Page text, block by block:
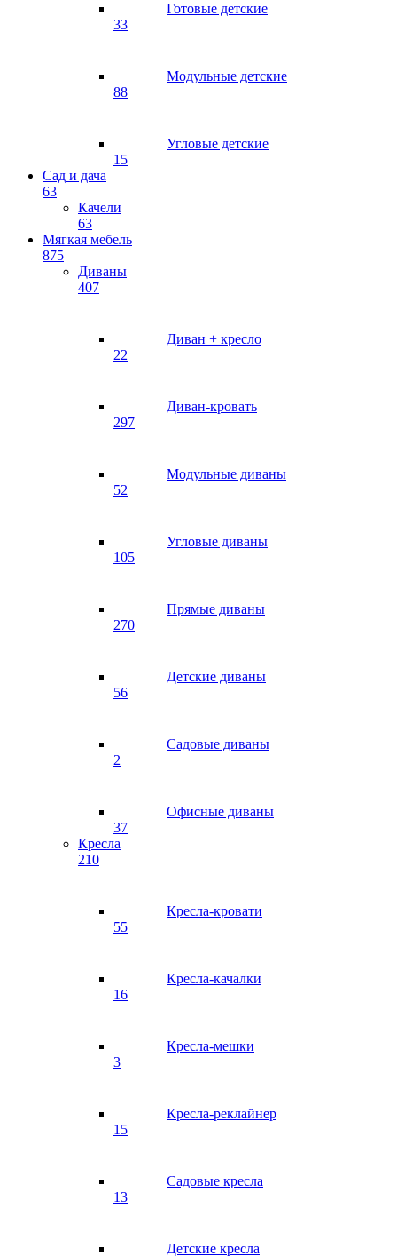
Готовые детские
33
Модульные детские
88
Угловые детские
15
Сад и дача
63
Качели
63
Мягкая мебель
875
Диваны
407
Диван + кресло
22
Диван-кровать
297
Модульные диваны
52
Угловые диваны
105
Прямые диваны
270
Детские диваны
56
Садовые диваны
2
Офисные диваны
37
Кресла
210
Кресла-кровати
55
Кресла-качалки
16
Кресла-мешки
3
Кресла-реклайнер
15
Садовые кресла
13
Детские кресла